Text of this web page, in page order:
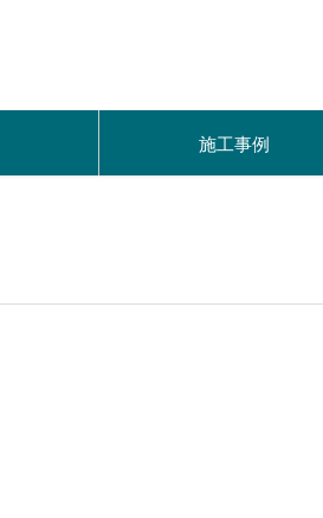
施工事例